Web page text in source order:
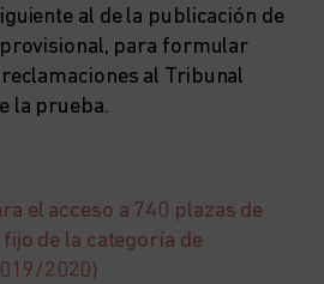
al de la publicación de
para formular
al Tribunal
la prueba.
el acceso a 740 plazas de
de la categoría de
2020)